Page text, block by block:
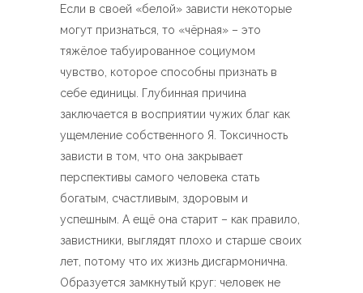
Если в своей «белой» зависти некоторые
могут признаться, то «чёрная» – это
тяжёлое табуированное социумом
чувство, которое способны признать в
себе единицы. Глубинная причина
заключается в восприятии чужих благ как
ущемление собственного Я. Токсичность
зависти в том, что она закрывает
перспективы самого человека стать
богатым, счастливым, здоровым и
успешным. А ещё она старит – как правило,
завистники, выглядят плохо и старше своих
лет, потому что их жизнь дисгармонична.
Образуется замкнутый круг: человек не